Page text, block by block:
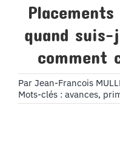
quand
comment
Par Jean-Francois
Mots-clés : avances,